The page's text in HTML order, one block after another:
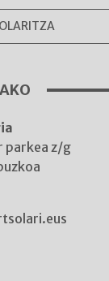
parkea z/g